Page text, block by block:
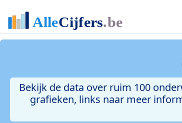
Bekijk de data over ruim 100
grafieken, links naar meer